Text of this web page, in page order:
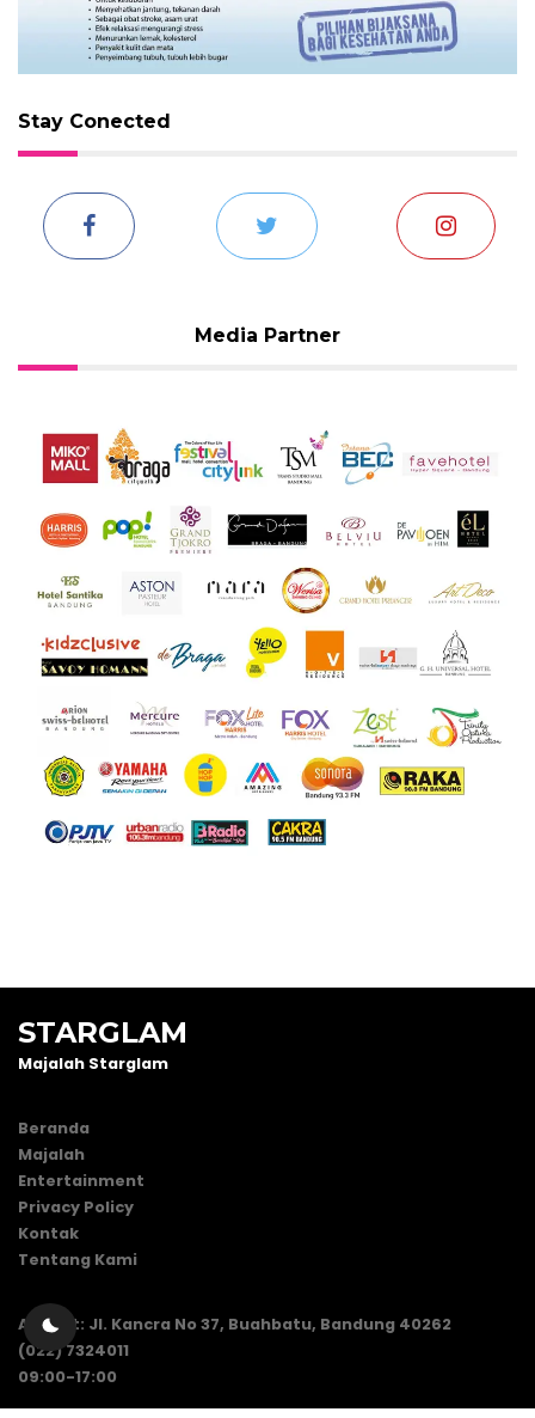
Stay Conected
Media Partner
STARGLAM
Majalah Starglam
Beranda
Majalah
Entertainment
Privacy Policy
Kontak
Tentang Kami
Alamat: Jl. Kancra No 37, Buahbatu, Bandung 40262
(022) 7324011
09:00-17:00